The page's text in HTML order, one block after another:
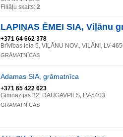
Filiāļu skaits: 2
LAPIŅAS ĒMEI SIA, Viļānu
+371 64 662 378
Brīvības iela 5, VIĻĀNU NOV., VIĻĀNI, LV-
GRĀMATNĪCAS
Adamas SIA, grāmatnīca
+371 65 422 623
Ģimnāzijas 32, DAUGAVPILS, LV-5403
GRĀMATNĪCAS